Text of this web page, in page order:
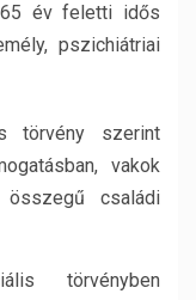
65 év feletti idős
pszichiátriai
törvény szerint
vakok
összegű családi
törvényben